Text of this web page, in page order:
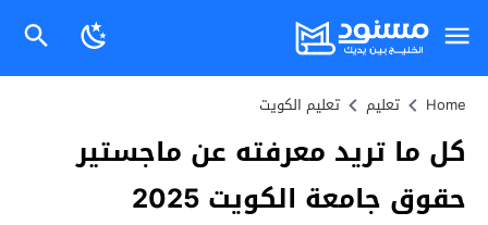
Home تعليم تعليم الكويت
كل ما تريد معرفته عن ماجستير
حقوق جامعة الكويت 2025